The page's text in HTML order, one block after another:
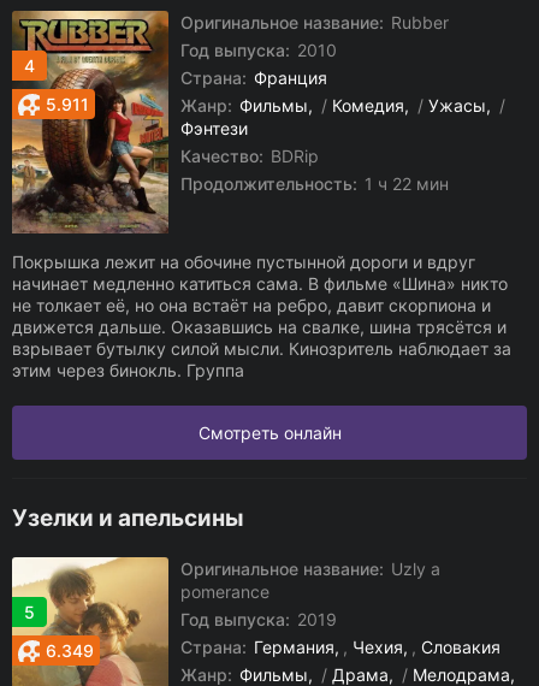
4
5.911
Оригинальное название: Rubber
Год выпуска: 2010
Страна: Франция
Жанр: Фильмы / Комедия / Ужасы
/
Фэнтези
Качество: BDRip
Продолжительность: 1 ч 22 мин
Покрышка лежит на обочине пустынной дороги и вдруг
начинает медленно катиться сама. В фильме «Шина» никто
не толкает её, но она встаёт на ребро, давит скорпиона и
движется дальше. Оказавшись на свалке, шина трясётся и
взрывает бутылку силой мысли. Кинозритель наблюдает за
этим через бинокль. Группа
Смотреть онлайн
Узелки и апельсины
5
6.349
Оригинальное название: Uzly a
pomerance
Год выпуска: 2019
Страна: Германия , Чехия , Словакия
Жанр: Фильмы / Драма / Мелодрама